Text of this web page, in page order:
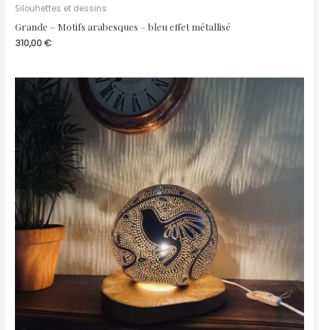
Silouhettes et dessins
Grande – Motifs arabesques – bleu effet métallisé
310,00€